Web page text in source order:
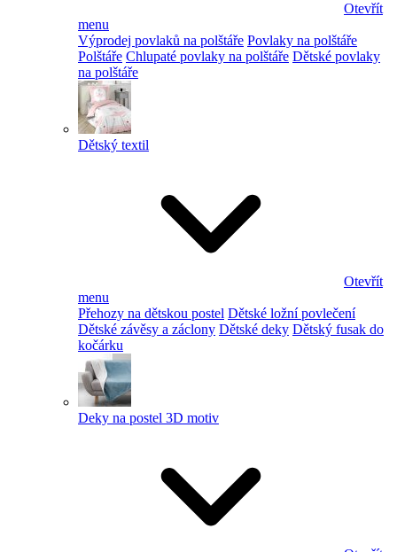
Otevřít
menu
Výprodej povlaků na polštáře Povlaky na polštáře
Polštáře Chlupaté povlaky na polštáře Dětské povlaky
na polštáře
Dětský textil
Otevřít
menu
Přehozy na dětskou postel Dětské ložní povlečení
Dětské závěsy a záclony Dětské deky Dětský fusak do
kočárku
Deky na postel 3D motiv